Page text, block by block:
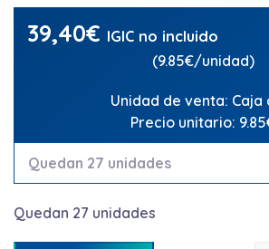
39,40€ IGIC no incluido
(9.85€/unidad)
Unidad de venta: Caja
Precio unitario:
Quedan 27 unidades
Quedan 27 unidades